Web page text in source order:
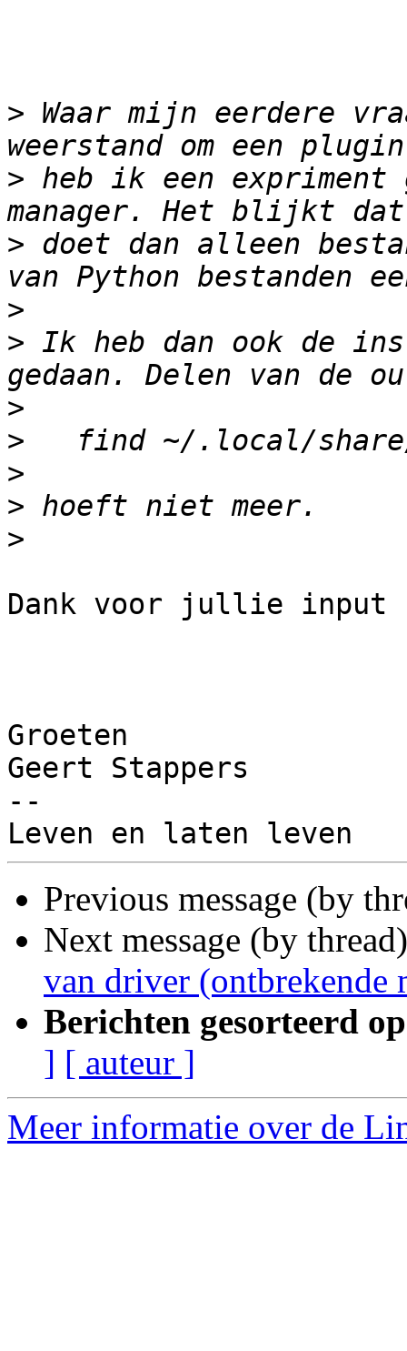
> Waar mijn eerdere
> heb ik een expriment
> doet dan alleen
>
> Ik heb dan ook de
>
>
>
>
>
Dank voor jullie input
Groeten
Geert Stappers
--
Previous message (by
Next message (by
van driver (ontbrekende
Berichten gesorteerd
] [ auteur ]
Meer informatie over de